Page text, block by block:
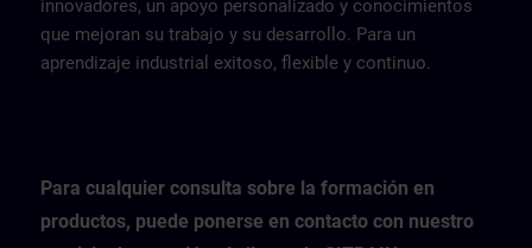
innovadores, un apoyo personalizado y conocimientos
que mejoran su trabajo y su desarrollo. Para un
aprendizaje industrial exitoso, flexible y continuo.
Para cualquier consulta sobre la formación en
productos, puede ponerse en contacto con nuestro